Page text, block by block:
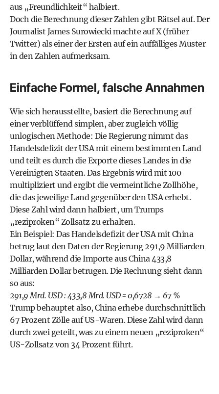
aus „Freundlichkeit“ halbiert.
Doch die Berechnung dieser Zahlen gibt Rätsel auf. Der
Journalist James Surowiecki machte auf X (früher
Twitter) als einer der Ersten auf ein auffälliges Muster
in den Zahlen aufmerksam.
Einfache Formel, falsche Annahmen
Wie sich herausstellte, basiert die Berechnung auf
einer verblüffend simplen, aber zugleich völlig
unlogischen Methode: Die Regierung nimmt das
Handelsdefizit der USA mit einem bestimmten Land
und teilt es durch die Exporte dieses Landes in die
Vereinigten Staaten. Das Ergebnis wird mit 100
multipliziert und ergibt die vermeintliche Zollhöhe,
die das jeweilige Land gegenüber den USA erhebt.
Diese Zahl wird dann halbiert, um Trumps
„reziproken“ Zollsatz zu erhalten.
Ein Beispiel: Das Handelsdefizit der USA mit China
betrug laut den Daten der Regierung 291,9 Milliarden
Dollar, während die Importe aus China 433,8
Milliarden Dollar betrugen. Die Rechnung sieht dann
so aus:
291,9 Mrd. USD : 433,8 Mrd. USD = 0,6728 → 67 %
Trump behauptet also, China erhebe durchschnittlich
67 Prozent Zölle auf US-Waren. Diese Zahl wird dann
durch zwei geteilt, was zu einem neuen „reziproken“
US-Zollsatz von 34 Prozent führt.